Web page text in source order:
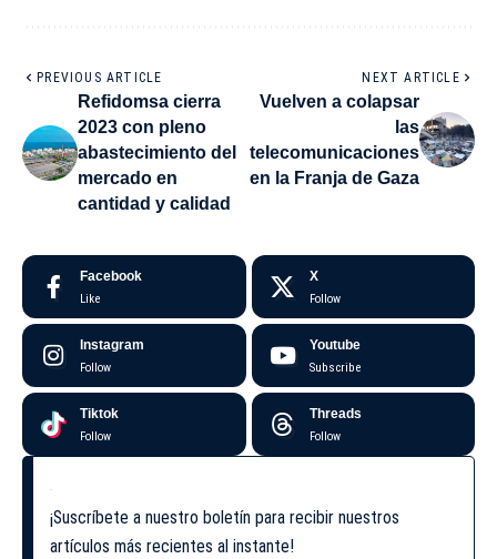
PREVIOUS ARTICLE
Refidomsa cierra
2023 con pleno
abastecimiento del
mercado en
cantidad y calidad
NEXT ARTICLE
Vuelven a colapsar
las
telecomunicaciones
en la Franja de Gaza
Facebook
Like
X
Follow
Instagram
Follow
Youtube
Subscribe
Tiktok
Follow
Threads
Follow
¡Suscríbete a nuestro boletín para recibir nuestros
artículos más recientes al instante!